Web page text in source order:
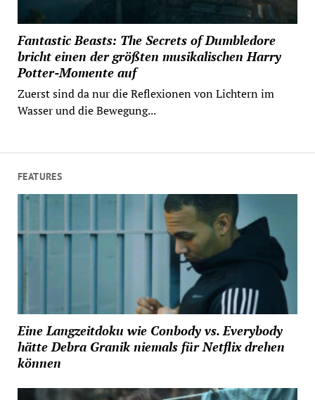
Fantastic Beasts: The Secrets of Dumbledore
bricht einen der größten musikalischen Harry
Potter-Momente auf
Zuerst sind da nur die Reflexionen von Lichtern im
Wasser und die Bewegung...
FEATURES
Eine Langzeitdoku wie Conbody vs. Everybody
hätte Debra Granik niemals für Netflix drehen
können